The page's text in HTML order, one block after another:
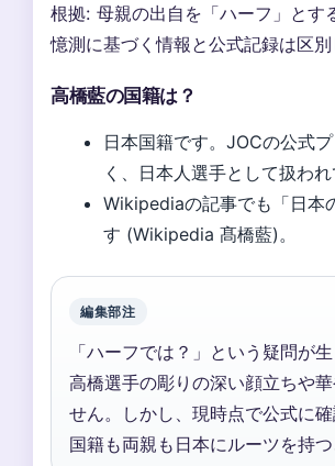
根拠: 母親の出自を「ハーフ」とす
憶測に基づく情報と公式記録は区
高橋藍の国籍は？
日本国籍です。JOCの公式
く、日本人選手として扱わ
Wikipediaの記事でも「日本
す (Wikipedia 髙橋藍)。
編集部注
「ハーフでは？」という疑問が
高橋選手の彫りの深い顔立ちや
せん。しかし、現時点で公式に確
国籍も両親も日本にルーツを持